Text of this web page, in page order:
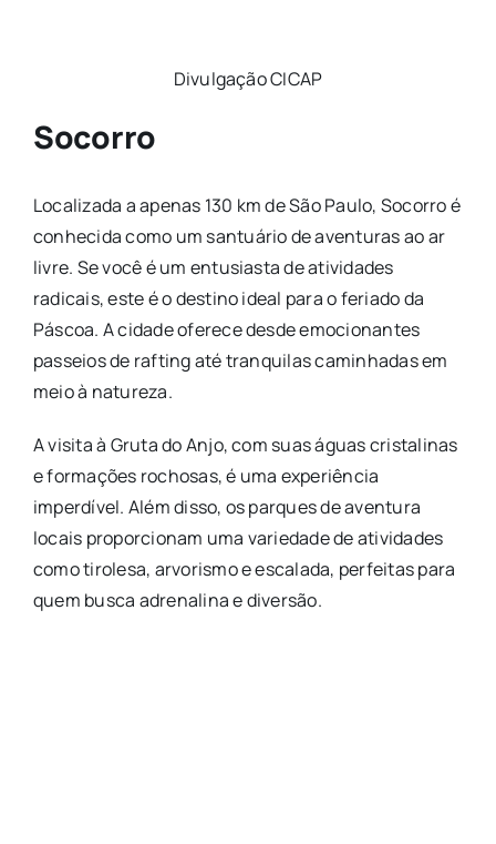
Divulgação CICAP
Socorro
Localizada a apenas 130 km de São Paulo, Socorro é
conhecida como um santuário de aventuras ao ar
livre. Se você é um entusiasta de atividades
radicais, este é o destino ideal para o feriado da
Páscoa. A cidade oferece desde emocionantes
passeios de rafting até tranquilas caminhadas em
meio à natureza.
A visita à Gruta do Anjo, com suas águas cristalinas
e formações rochosas, é uma experiência
imperdível. Além disso, os parques de aventura
locais proporcionam uma variedade de atividades
como tirolesa, arvorismo e escalada, perfeitas para
quem busca adrenalina e diversão.